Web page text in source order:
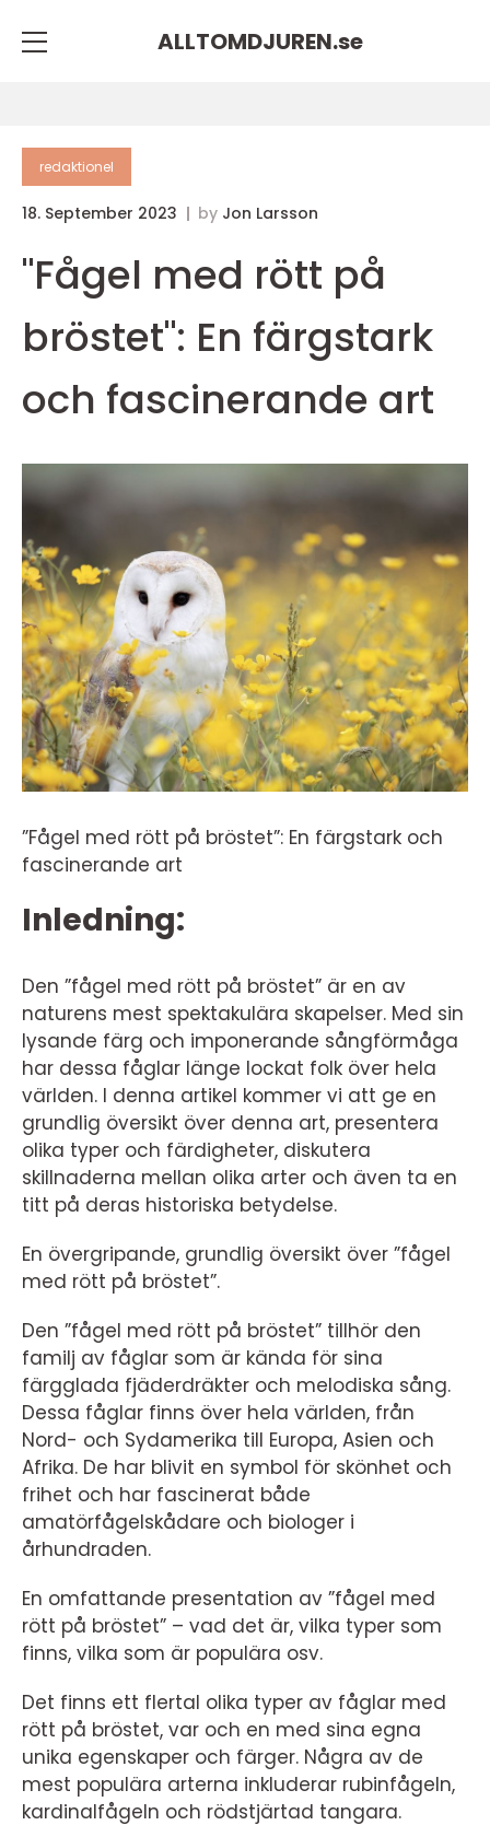
ALLTOMDJUREN.se
redaktionel
18. September 2023 by Jon Larsson
"Fågel med rött på
bröstet": En färgstark
och fascinerande art
”Fågel med rött på bröstet”: En färgstark och
fascinerande art
Inledning:
Den ”fågel med rött på bröstet” är en av
naturens mest spektakulära skapelser. Med sin
lysande färg och imponerande sångförmåga
har dessa fåglar länge lockat folk över hela
världen. I denna artikel kommer vi att ge en
grundlig översikt över denna art, presentera
olika typer och färdigheter, diskutera
skillnaderna mellan olika arter och även ta en
titt på deras historiska betydelse.
En övergripande, grundlig översikt över ”fågel
med rött på bröstet”.
Den ”fågel med rött på bröstet” tillhör den
familj av fåglar som är kända för sina
färgglada fjäderdräkter och melodiska sång.
Dessa fåglar finns över hela världen, från
Nord- och Sydamerika till Europa, Asien och
Afrika. De har blivit en symbol för skönhet och
frihet och har fascinerat både
amatörfågelskådare och biologer i
århundraden.
En omfattande presentation av ”fågel med
rött på bröstet” – vad det är, vilka typer som
finns, vilka som är populära osv.
Det finns ett flertal olika typer av fåglar med
rött på bröstet, var och en med sina egna
unika egenskaper och färger. Några av de
mest populära arterna inkluderar rubinfågeln,
kardinalfågeln och rödstjärtad tangara.